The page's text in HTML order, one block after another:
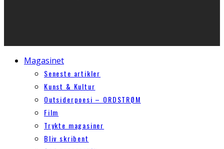
Magasinet
Seneste artikler
Kunst & Kultur
Outsiderpoesi – ORDSTRØM
Film
Trykte magasiner
Bliv skribent